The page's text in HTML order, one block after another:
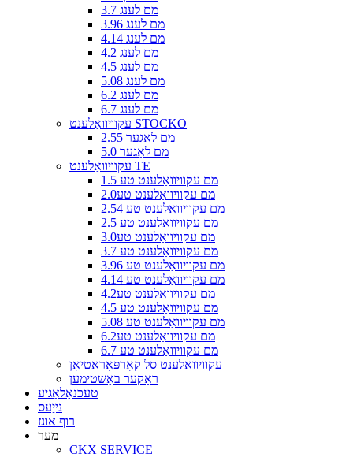
3.7 מם לענג
3.96 מם לענג
4.14 מם לענג
4.2 מם לענג
4.5 מם לענג
5.08 מם לענג
6.2 מם לענג
6.7 מם לענג
עקוויוואַלענט STOCKO
2.55 מם לאַגער
5.0 מם לאַגער
עקוויוואַלענט TE
1.5 מם עקוויוואַלענט טע
2.0מם עקוויוואַלענט טע
2.54 מם עקוויוואַלענט טע
2.5 מם עקוויוואַלענט טע
3.0מם עקוויוואַלענט טע
3.7 מם עקוויוואַלענט טע
3.96 מם עקוויוואַלענט טע
4.14 מם עקוויוואַלענט טע
4.2מם עקוויוואַלענט טע
4.5 מם עקוויוואַלענט טע
5.08 מם עקוויוואַלענט טע
6.2מם עקוויוואַלענט טע
6.7 מם עקוויוואַלענט טע
עקוויוואַלענט סל קאָרפּאָראַטיאָן
ראַקער באַשטימען
טעכנאָלאָגיע
נייַעס
רוף אונז
מער
CKX SERVICE